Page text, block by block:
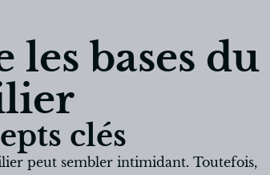
les bases du
clés
peut sembler intimidant. Toutefois,